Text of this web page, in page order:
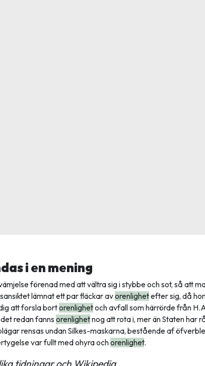
i en mening
förenad med att vältra sig i stybbe och sot, så att
lämnat ett par fläckar avorenlighetefter sig, då
att forsla bortorenlighetoch avfall som härrörde från
redan fanns orenlighetnog att rota i, mer än Staten har
rensas undan Silkes-maskarna, bestående af
var fullt med ohyra ochorenlighet.
tidningar och Wikipedia.